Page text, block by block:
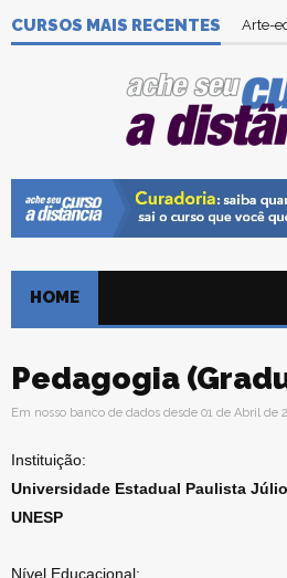
CURSOS MAIS RECENTES
Arte-
HOME
Pedagogia
Em nosso banco de dados desde 01 de Abril de
Instituição:
Universidade Estadual Paulista
UNESP
Nível Educacional: